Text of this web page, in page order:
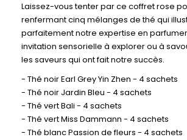
Laissez-vous tenter par ce coffret rose
renfermant cinq mélanges de thé qui
parfaitement notre expertise en
invitation sensorielle à explorer ou à
les saveurs qui ont fait notre succès.
- Thé noir Earl Grey Yin Zhen - 4 sachets
- Thé noir Jardin Bleu - 4 sachets
- Thé vert Bali - 4 sachets
- Thé vert Miss Dammann - 4 sachets
- Thé blanc Passion de fleurs - 4 sachets